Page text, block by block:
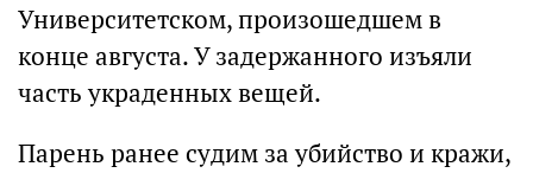
Университетском, произошедшем в
конце августа. У задержанного изъяли
часть украденных вещей.
Парень ранее судим за убийство и кражи,